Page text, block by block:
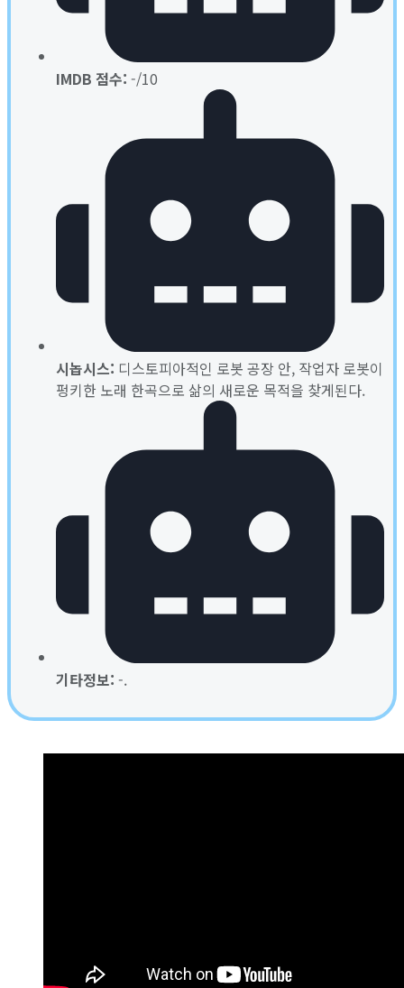
IMDB 점수: -/10
시놉시스: 디스토피아적인 로봇 공장 안, 작업자 로봇이
펑키한 노래 한곡으로 삶의 새로운 목적을 찾게된다.
기타정보: -.